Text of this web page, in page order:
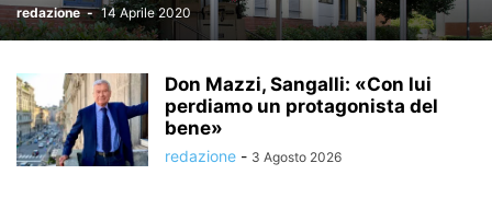
redazione - 14 Aprile 2020
Don Mazzi, Sangalli: «Con lui
perdiamo un protagonista del
bene»
redazione - 3 Agosto 2026